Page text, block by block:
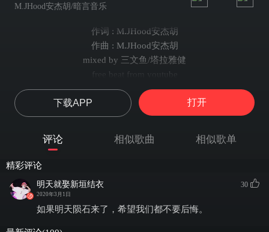
M.JHood安杰胡/暗言音乐
作词 : M.JHood安杰胡
作曲 : M.JHood安杰胡
mixed by 三文鱼/塔拉雅健
free beat from youtube
总害怕意外噶消息
总是觉有你在一直
总是觉这世界太逼
但愿可即刻找到你
我有太多想做仍未做
我似读懂你秀丽的面孔
下载APP 打开
评论 相似歌曲 相似歌单
精彩评论
明天就娶新垣结衣
2020年3月1日
30
如果明天陨石来了，希望我们都不要后悔。